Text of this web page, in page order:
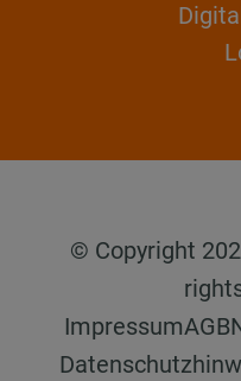
© Copyright
ImpressumAGB